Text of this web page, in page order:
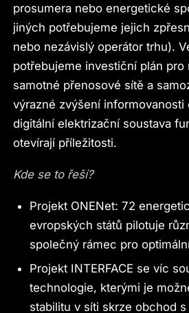
prosumera nebo energetické
jiných potřebujeme jejich
nebo nezávislý operátor trhu).
potřebujeme investiční plán pro
samotné přenosové sítě a
výrazné zvýšení informovanosti
digitální elektrizační soustava
otevírají příležitosti.
Kde se to řeší?
Projekt ONENet: 72
evropských států pilotuje
společný rámec pro
Projekt INTERFACE se víc
technologie, kterými je
stabilitu v síti skrze obchod